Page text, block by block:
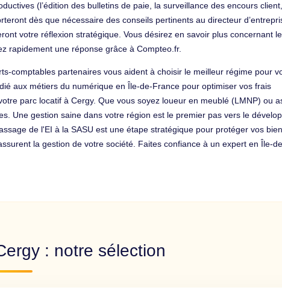
(l’édition des bulletins de paie, la surveillance des encours
dès que nécessaire des conseils pertinents au directeur
votre réflexion stratégique. Vous désirez en savoir plus concernant le
rapidement une réponse grâce à Compteo.fr.
comptables partenaires vous aident à choisir le meilleur régime pour
aux métiers du numérique en Île-de-France pour optimiser vos frais
parc locatif à Cergy. Que vous soyez loueur en meublé (LMNP) ou
Une gestion saine dans votre région est le premier pas vers le
de l'EI à la SASU est une étape stratégique pour protéger vos
la gestion de votre société. Faites confiance à un expert en Île-
: notre sélection